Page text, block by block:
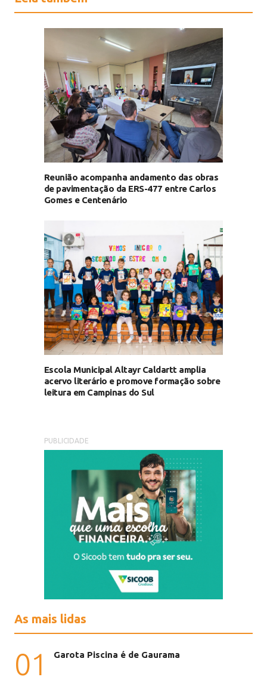
Reunião acompanha andamento das obras
de pavimentação da ERS-477 entre Carlos
Gomes e Centenário
Escola Municipal Altayr Caldartt amplia
acervo literário e promove formação sobre
leitura em Campinas do Sul
PUBLICIDADE
As mais lidas
01 Garota Piscina é de Gaurama